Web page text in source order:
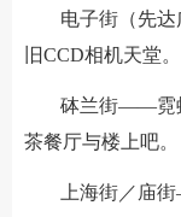
电子街（先
旧CCD相机天堂。
砵兰街——霓
茶餐厅与楼上吧。
上海街／庙